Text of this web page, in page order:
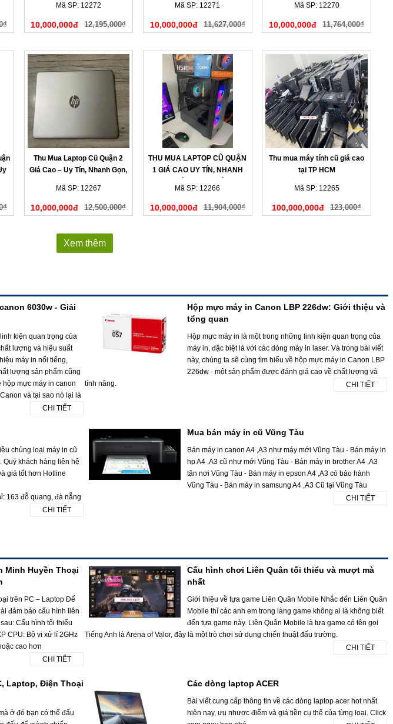
Mã SP: 12272
10,000,000đ 12,195,000₫
Mã SP: 12271
10,000,000đ 11,627,000₫
Mã SP: 12270
10,000,000đ 11,764,000₫
Thu Mua Laptop Cũ Quận 2
Giá Cao – Uy Tín, Nhanh Gọn,
Mã SP: 12267
10,000,000đ 12,500,000₫
THU MUA LAPTOP CŨ QUẬN
1 GIÁ CAO UY TÍN, NHANH
Mã SP: 12266
10,000,000đ 11,904,000₫
Thu mua máy tính cũ giá cao
tại TP HCM
Mã SP: 12265
100,000,000đ 123,000₫
Xem thêm
6030w - Giải
kiện quan trọng của
lượng và hiệu suất
máy in nổi tiếng,
lượng sản phẩm cũng
hộp mực máy in canon
và tại sao nó lại là
CHI TIẾT
Hộp mực máy in Canon LBP 226dw: Giới thiệu và
tổng quan
Hộp mực máy in là một trong những linh kiện quan trọng của
máy in, đặc biệt là với các dòng máy in laser. Và trong bài viết
này, chúng ta sẽ cùng tìm hiểu về hộp mực máy in Canon LBP
226dw - một sản phẩm được đánh giá cao về chất lượng và
tính năng.
CHI TIẾT
chủng loại máy in cũ
khách hàng liên hệ
giá tốt hơn Hotline
163 đỗ quang, đà nẵng
CHI TIẾT
Mua bán máy in cũ Vũng Tàu
Bán máy in canon A4 ,A3 như máy mới Vũng Tàu - Bán máy in
hp A4 ,A3 cũ như mới Vũng Tàu - Bán máy in brother A4 ,A3
tận nơi Vũng Tàu - Bán máy in epson A4 ,A3 có bảo hành
Vũng Tàu - Bán máy in samsung A4 ,A3 Cũ tại Vũng Tàu
CHI TIẾT
Minh Huyền Thoại
trên PC – Laptop Để
đảm bảo cấu hình liên
Cấu hình tối thiểu
CPU: Bộ vi xử lí 2GHz
cao hơn
CHI TIẾT
Cấu hình chơi Liên Quân tối thiểu và mượt mà
nhất
Giới thiệu về tựa game Liên Quân Mobile Nhắc đến Liên Quân
Mobile thì các anh em trong làng game không ai là không biết
đến tựa game này. Liên Quân Mobile là tựa game có tên gọi
Tiếng Anh là Arena of Valor, đây là một trò chơi sử dụng chiến thuật đấu trường.
CHI TIẾT
Laptop, Điện Thoại
ở đó bạn có thể đấu
Các dòng laptop ACER
Bài viết cung cấp thông tin về các dòng laptop acer hot nhất
hiện nay, ưu nhược điểm và giá tiền cụ thể của từng loại. Click